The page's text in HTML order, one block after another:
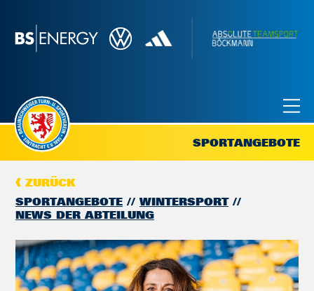
SPORTANGEBOTE
SPORTANGEBOTE
WINTERSPORT
NEWS DER ABTEILUNG
ZURÜCK